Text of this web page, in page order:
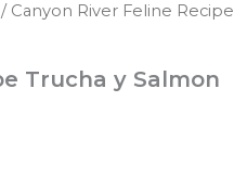
/ Canyon River Feline Recipe
Trucha y Salmon